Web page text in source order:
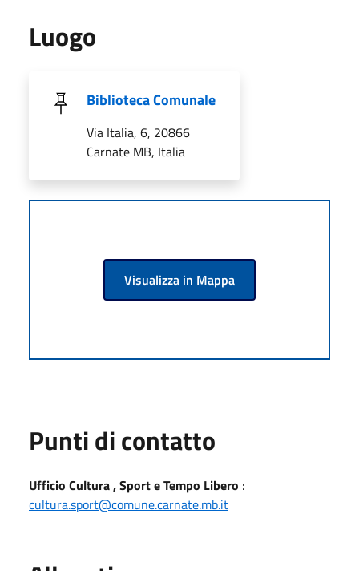
Luogo
Biblioteca Comunale
Via Italia, 6, 20866
Carnate MB, Italia
Visualizza in Mappa
Punti di contatto
Ufficio Cultura , Sport e Tempo Libero :
cultura.sport@comune.carnate.mb.it